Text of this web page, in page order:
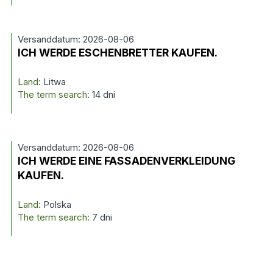
Versanddatum: 2026-08-06
ICH WERDE ESCHENBRETTER KAUFEN.
Land: Litwa
The term search: 14 dni
Versanddatum: 2026-08-06
ICH WERDE EINE FASSADENVERKLEIDUNG
KAUFEN.
Land: Polska
The term search: 7 dni